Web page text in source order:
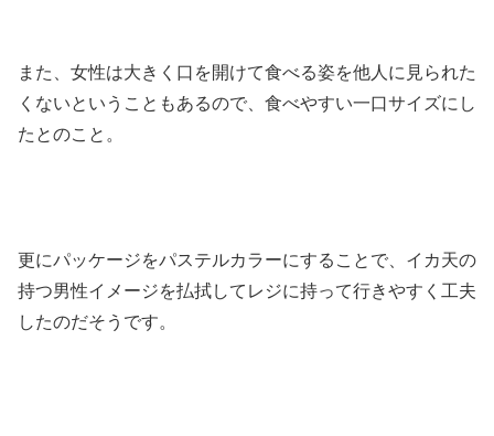
また、女性は大きく口を開けて食べる姿を他人に見られた
くないということもあるので、食べやすい一口サイズにし
たとのこと。
更にパッケージをパステルカラーにすることで、イカ天の
持つ男性イメージを払拭してレジに持って行きやすく工夫
したのだそうです。